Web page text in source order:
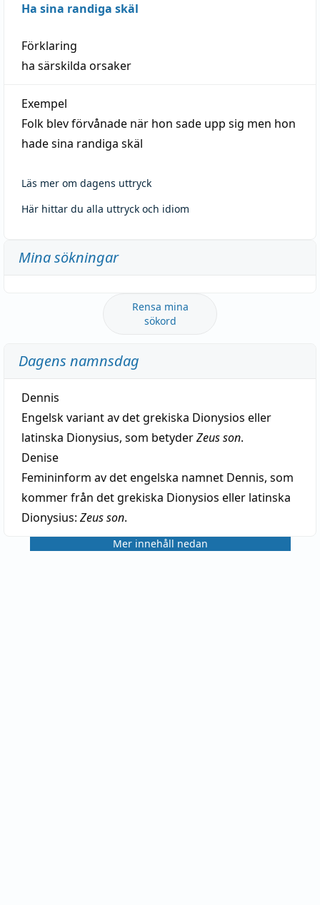
Ha sina randiga skäl
Förklaring
ha särskilda orsaker
Exempel
Folk blev förvånade när hon sade upp sig men hon
hade sina randiga skäl
Läs mer om dagens uttryck
Här hittar du alla uttryck och idiom
Mina sökningar
Rensa mina
sökord
Dagens namnsdag
Dennis
Engelsk variant av det grekiska Dionysios eller
latinska Dionysius, som betyderZeus son.
Denise
Femininform av det engelska namnet Dennis, som
kommer från det grekiska Dionysios eller latinska
Dionysius: Zeus son.
Mer innehåll nedan